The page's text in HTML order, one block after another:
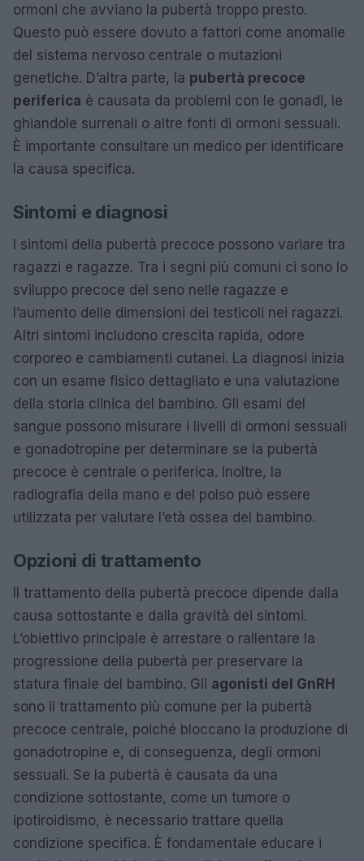
ormoni che avviano la pubertà troppo presto.
Questo può essere dovuto a fattori come anomalie
del sistema nervoso centrale o mutazioni
genetiche. D’altra parte, la pubertà precoce
periferica è causata da problemi con le gonadi, le
ghiandole surrenali o altre fonti di ormoni sessuali.
È importante consultare un medico per identificare
la causa specifica.
Sintomi e diagnosi
I sintomi della pubertà precoce possono variare tra
ragazzi e ragazze. Tra i segni più comuni ci sono lo
sviluppo precoce del seno nelle ragazze e
l’aumento delle dimensioni dei testicoli nei ragazzi.
Altri sintomi includono crescita rapida, odore
corporeo e cambiamenti cutanei. La diagnosi inizia
con un esame fisico dettagliato e una valutazione
della storia clinica del bambino. Gli esami del
sangue possono misurare i livelli di ormoni sessuali
e gonadotropine per determinare se la pubertà
precoce è centrale o periferica. Inoltre, la
radiografia della mano e del polso può essere
utilizzata per valutare l’età ossea del bambino.
Opzioni di trattamento
Il trattamento della pubertà precoce dipende dalla
causa sottostante e dalla gravità dei sintomi.
L’obiettivo principale è arrestare o rallentare la
progressione della pubertà per preservare la
statura finale del bambino. Gli agonisti del GnRH
sono il trattamento più comune per la pubertà
precoce centrale, poiché bloccano la produzione di
gonadotropine e, di conseguenza, degli ormoni
sessuali. Se la pubertà è causata da una
condizione sottostante, come un tumore o
ipotiroidismo, è necessario trattare quella
condizione specifica. È fondamentale educare i